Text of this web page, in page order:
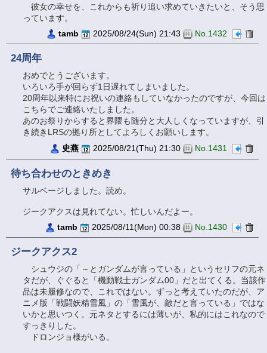
彼女の幸せを、これからも祈り追い求めていきたいと、そう思
っています。
tamb
2025/08/24(Sun) 21:43 No.1432
24周年
おめでとうございます。
いろいろ手が回らず1日遅れてしまいました。
20周年以来特にお祝いの連絡もしていなかったのですが、今回は
こちらでご連絡いたしました。
あのお祭りからすると界隈も随分と大人しくなっていますが、引
き続きLRSの拠り所としてよろしくお願いします。
史燕
2025/08/21(Thu) 21:30 No.1431
待ち合わせのときめき
サルベージしました。読め。
ジークアクスは見れてない。忙しいんだよー。
tamb
2025/08/11(Mon) 00:38 No.1430
ジークアクス2
シュウジの「～とガンダムが言っている」というセリフの元ネ
タだが、ぐぐると「機動戦士ガンダム00」だと出てくる。当該作
品は未履修なので、これではない。ずっと考えていたのだが、ア
ニメ版「戦闘妖精雪風」の「雪風が、敵だと言っている」ではな
いかと思いつく。元ネタとするには薄いが、私的にはこれなので
すっきりした。
ドロンジョ様がいる。